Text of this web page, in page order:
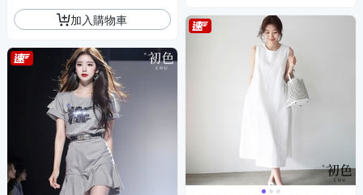
加入購物車